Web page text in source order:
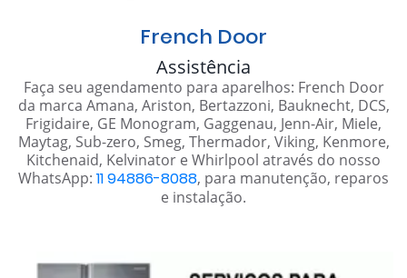
French Door
Assistência
Faça seu agendamento para aparelhos: French Door
da marca Amana, Ariston, Bertazzoni, Bauknecht, DCS,
Frigidaire, GE Monogram, Gaggenau, Jenn-Air, Miele,
Maytag, Sub-zero, Smeg, Thermador, Viking, Kenmore,
Kitchenaid, Kelvinator e Whirlpool através do nosso
WhatsApp: 11 94886-8088, para manutenção, reparos
e instalação.